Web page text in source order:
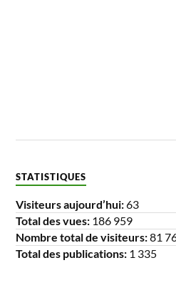
STATISTIQUES
Visiteurs aujourd’hui:63
Total des vues: 186 959
Nombre total de visiteurs:81
Total des publications: 1 335